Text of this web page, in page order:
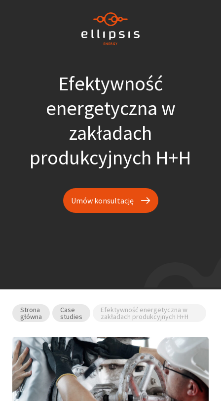
Efektywność
energetyczna w
zakładach
produkcyjnych H+H
Umów konsultację
Strona
główna
Case
studies
Efektywność energetyczna w
zakładach produkcyjnych H+H